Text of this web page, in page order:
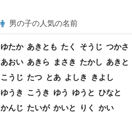
男の子の人気の名前
ゆたか あきとも たく そうじ つかさ
あおい あきら まさき たかし あきと
こうじ たつ とあ よしき
きよし
ゆうき こうき ゆう ゆうと ひなと
かんじ たいが かいと りく かい